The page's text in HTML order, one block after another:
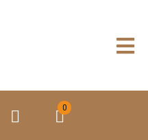
0